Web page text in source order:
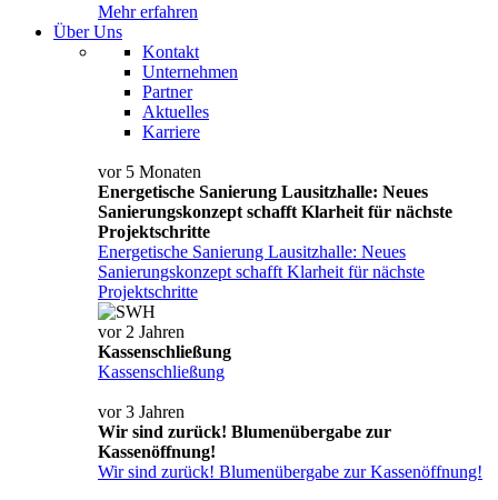
Mehr erfahren
Über Uns
Kontakt
Unternehmen
Partner
Aktuelles
Karriere
vor 5 Monaten
Energetische Sanierung Lausitzhalle: Neues
Sanierungskonzept schafft Klarheit für nächste
Projektschritte
Energetische Sanierung Lausitzhalle: Neues
Sanierungskonzept schafft Klarheit für nächste
Projektschritte
vor 2 Jahren
Kassenschließung
Kassenschließung
vor 3 Jahren
Wir sind zurück! Blumenübergabe zur
Kassenöffnung!
Wir sind zurück! Blumenübergabe zur Kassenöffnung!